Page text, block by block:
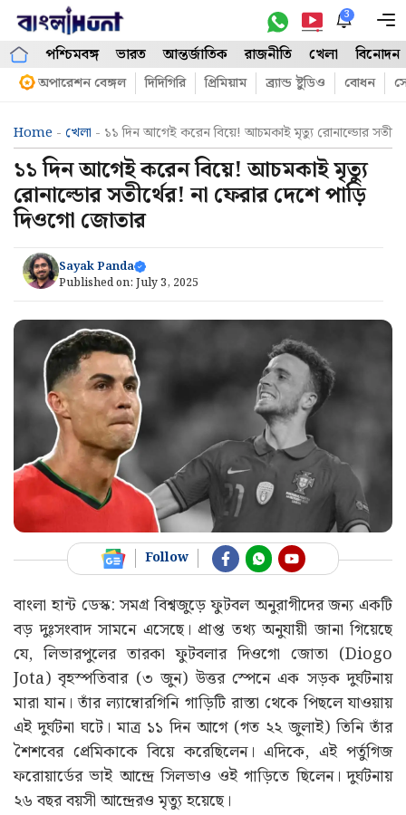
Skip
content
3
পশ্চিমবঙ্গ ভারত আন্তর্জাতিক রাজনীতি খেলা বিনোদন
অপারেশন বেঙ্গল দিদিগিরি প্রিমিয়াম ব্র্যান্ড ষ্টুডিও বোধন
Home - খেলা - ১১ দিন আগেই করেন বিয়ে! আচমকাই মৃত্যু রোনাল্ডোর
১১ দিন আগেই করেন বিয়ে! আচমকাই মৃত্যু
রোনাল্ডোর সতীর্থের! না ফেরার দেশে পাড়ি
দিওগো জোতার
Sayak Panda
Published on: July 3, 2025
Follow
বাংলা হান্ট ডেস্ক: সমগ্র বিশ্বজুড়ে ফুটবল অনুরাগীদের জন্য একটি
বড় দুঃসংবাদ সামনে এসেছে। প্রাপ্ত তথ্য অনুযায়ী জানা গিয়েছে
যে, লিভারপুলের তারকা ফুটবলার দিওগো জোতা (Diogo
Jota) বৃহস্পতিবার (৩ জুন) উত্তর স্পেনে এক সড়ক দুর্ঘটনায়
মারা যান। তাঁর ল্যাম্বোরগিনি গাড়িটি রাস্তা থেকে পিছলে যাওয়ায়
এই দুর্ঘটনা ঘটে। মাত্র ১১ দিন আগে (গত ২২ জুলাই) তিনি তাঁর
শৈশবের প্রেমিকাকে বিয়ে করেছিলেন। এদিকে, এই পর্তুগিজ
ফরোয়ার্ডের ভাই আন্দ্রে সিলভাও ওই গাড়িতে ছিলেন। দুর্ঘটনায়
২৬ বছর বয়সী আন্দ্রেরও মৃত্যু হয়েছে।